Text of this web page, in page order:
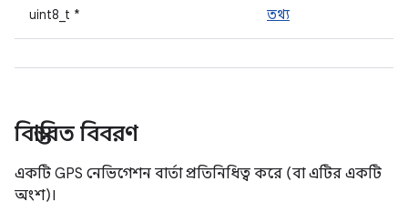
uint8_t * তথ্য
বিস্তারিত বিবরণ
একটি GPS নেভিগেশন বার্তা প্রতিনিধিত্ব করে (বা এটির একটি
অংশ)।